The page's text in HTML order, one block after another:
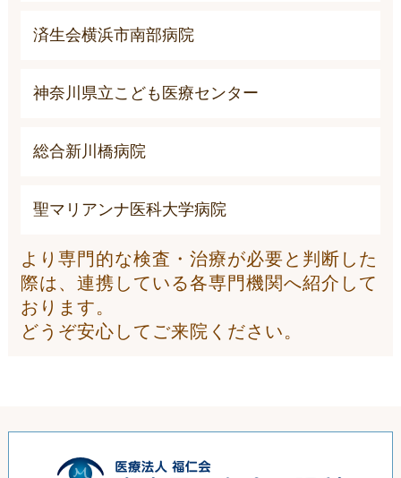
済生会横浜市南部病院
神奈川県立こども医療センター
総合新川橋病院
聖マリアンナ医科大学病院
より専門的な検査・治療が必要と判断した
際は、連携している各専門機関へ紹介して
おります。
どうぞ安心してご来院ください。